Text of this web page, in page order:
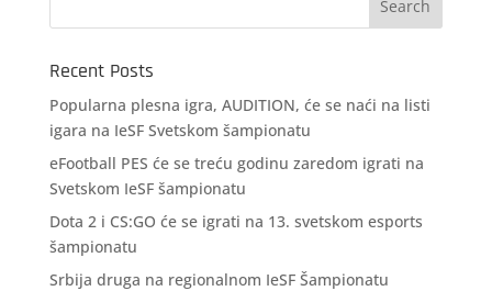
Recent Posts
Popularna plesna igra, AUDITION, će se naći na listi
igara na IeSF Svetskom šampionatu
eFootball PES će se treću godinu zaredom igrati na
Svetskom IeSF šampionatu
Dota 2 i CS:GO će se igrati na 13. svetskom esports
šampionatu
Srbija druga na regionalnom IeSF Šampionatu